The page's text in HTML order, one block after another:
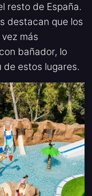
resto de España.
destacan que los
más
bañador, lo
de estos lugares.